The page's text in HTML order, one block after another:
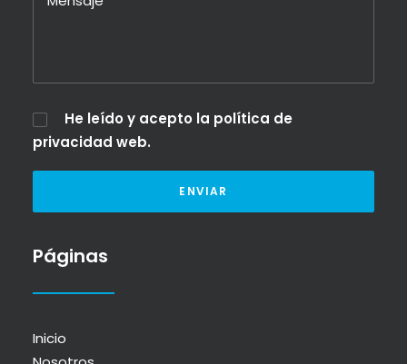
He leído y acepto la política de
privacidad web.
Páginas
Inicio